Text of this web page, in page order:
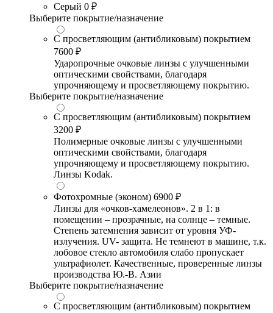
Серый 0 ₽
Выберите покрытие/назначение
С просветляющим (антибликовым) покрытием
7600 ₽
Ударопрочные очковые линзы с улучшенными
оптическими свойствами, благодаря
упрочняющему и просветляющему покрытию.
Выберите покрытие/назначение
С просветляющим (антибликовым) покрытием
3200 ₽
Полимерные очковые линзы с улучшенными
оптическими свойствами, благодаря
упрочняющему и просветляющему покрытию.
Линзы Kodak.
Фотохромные (эконом) 6900 ₽
Линзы для «очков-хамелеонов». 2 в 1: в
помещении – прозрачные, на солнце – темные.
Степень затемнения зависит от уровня УФ-
излучения. UV- защита. Не темнеют в машине, т.к.
лобовое стекло автомобиля слабо пропускает
ультрафиолет. Качественные, проверенные линзы
производства Ю.-В. Азии
Выберите покрытие/назначение
С просветляющим (антибликовым) покрытием